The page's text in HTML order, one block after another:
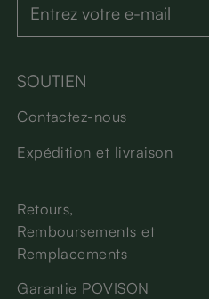
SOUTIEN
Contactez-nous
Expédition et livraison
Retours,
Remboursements et
Remplacements
Garantie POVISON